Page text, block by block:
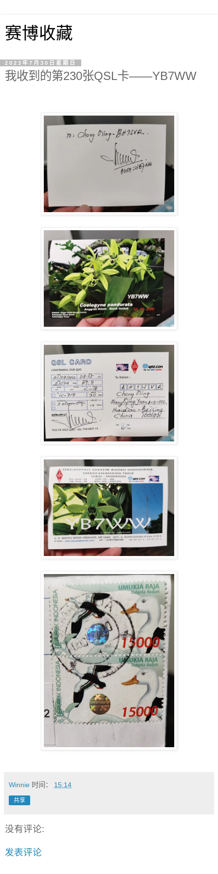
赛博收藏
2023年7月30日星期日
我收到的第230张QSL卡——YB7WW
Winnie 时间： 15:14
共享
没有评论:
发表评论